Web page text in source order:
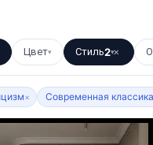
Цвет▾ Стиль2▾✕
× Современная классика